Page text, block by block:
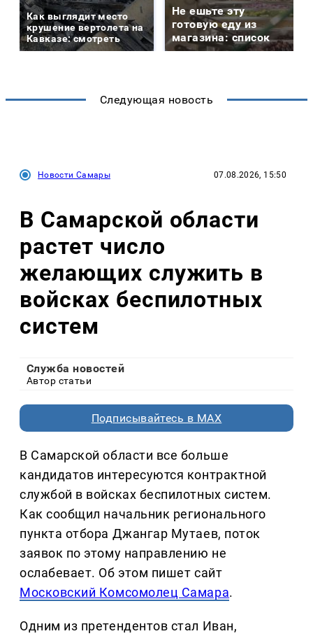
Как выглядит место
крушение вертолета на
Кавказе: смотреть
Не ешьте эту
готовую еду из
магазина: список
Следующая новость
Новости Самары 07.08.2026, 15:50
В Самарской области
растет число
желающих служить в
войсках беспилотных
систем
Служба новостей
Автор статьи
Подписывайтесь в MAX
В Самарской области все больше
кандидатов интересуются контрактной
службой в войсках беспилотных систем.
Как сообщил начальник регионального
пункта отбора Джангар Мутаев, поток
заявок по этому направлению не
ослабевает. Об этом пишет сайт
Московский Комсомолец Самара.
Одним из претендентов стал Иван,